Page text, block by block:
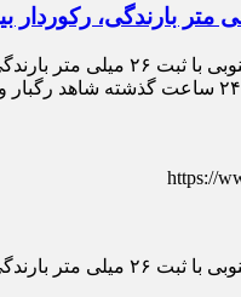
https://
بیشترین بارش ها بوده است.